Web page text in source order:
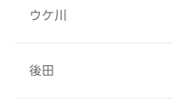
ウケ川
後田